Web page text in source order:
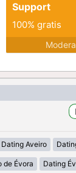
Support
100% gratis
Dating Aveiro
de Évora Dating